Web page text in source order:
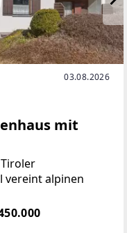
03.08.2026
mit
im Lechtal zu
vereint alpinen
Juwel für alle,
schätzen. Ob als